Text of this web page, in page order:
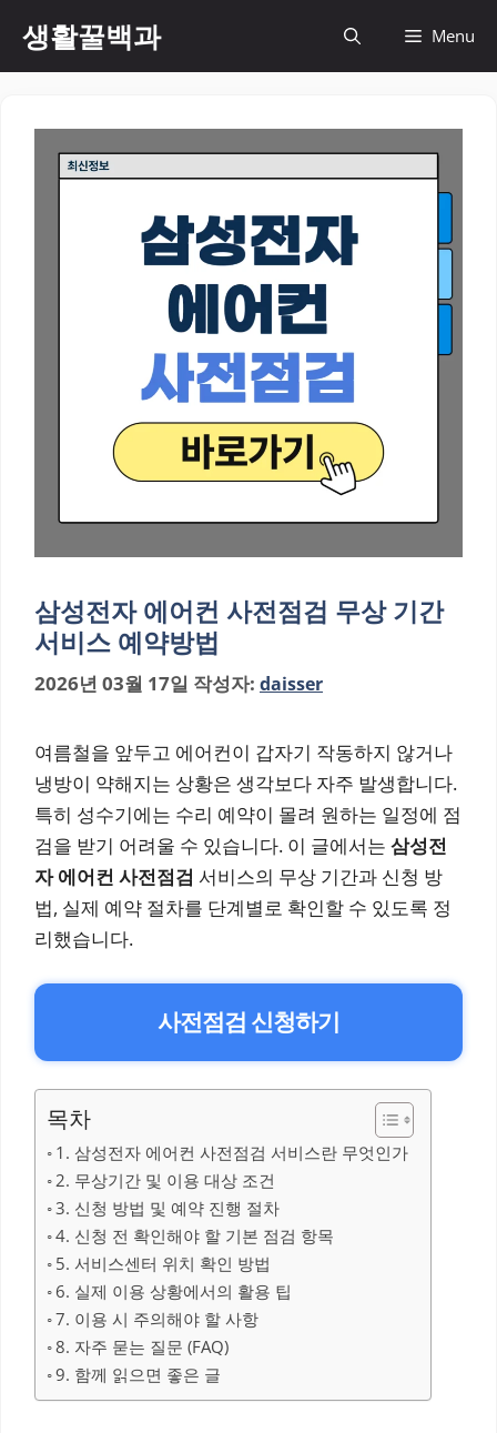
생활꿀백과 Menu
삼성전자 에어컨 사전점검 무상 기간
서비스 예약방법
2026년 03월 17일 작성자: daisser
여름철을 앞두고 에어컨이 갑자기 작동하지 않거나
냉방이 약해지는 상황은 생각보다 자주 발생합니다.
특히 성수기에는 수리 예약이 몰려 원하는 일정에 점
검을 받기 어려울 수 있습니다. 이 글에서는 삼성전
자 에어컨 사전점검 서비스의 무상 기간과 신청 방
법, 실제 예약 절차를 단계별로 확인할 수 있도록 정
리했습니다.
사전점검 신청하기
목차
1. 삼성전자 에어컨 사전점검 서비스란 무엇인가
2. 무상기간 및 이용 대상 조건
3. 신청 방법 및 예약 진행 절차
4. 신청 전 확인해야 할 기본 점검 항목
5. 서비스센터 위치 확인 방법
6. 실제 이용 상황에서의 활용 팁
7. 이용 시 주의해야 할 사항
8. 자주 묻는 질문 (FAQ)
9. 함께 읽으면 좋은 글